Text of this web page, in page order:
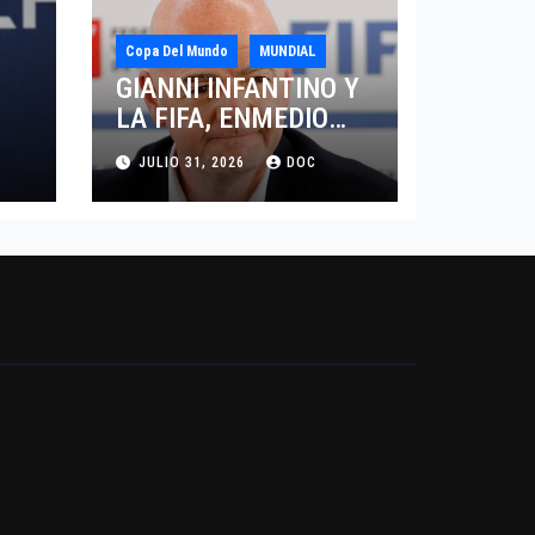
Copa Del Mundo MUNDIAL
GIANNI INFANTINO Y
LA FIFA, ENMEDIO
DEL HURACAN
JULIO 31, 2026 DOC